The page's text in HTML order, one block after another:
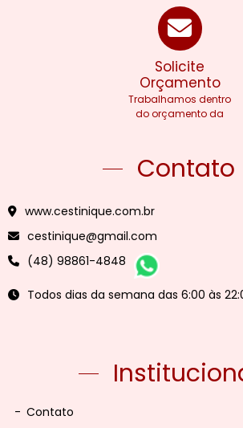
Solicite
Orçamento
Trabalhamos dentro
do orçamento da
Contato
www.cestinique.com.br
cestinique@gmail.com
(48) 98861-4848
Todos dias da semana das 6:00 às
- Contato